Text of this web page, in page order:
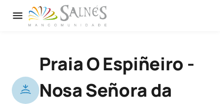
Praia O Espiñeiro -
Nosa Señora da